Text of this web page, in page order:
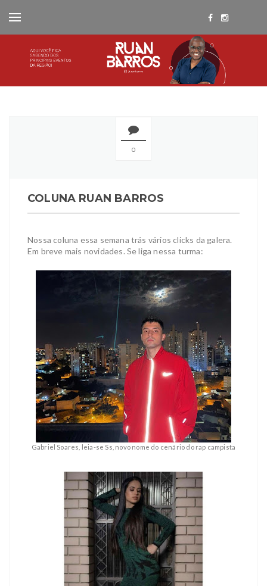
0
COLUNA RUAN BARROS
Nossa coluna essa semana trás vários clicks da galera.
Em breve mais novidades. Se liga nessa turma:
Gabriel Soares, leia-se Ss, novo nome do cenário do rap campista